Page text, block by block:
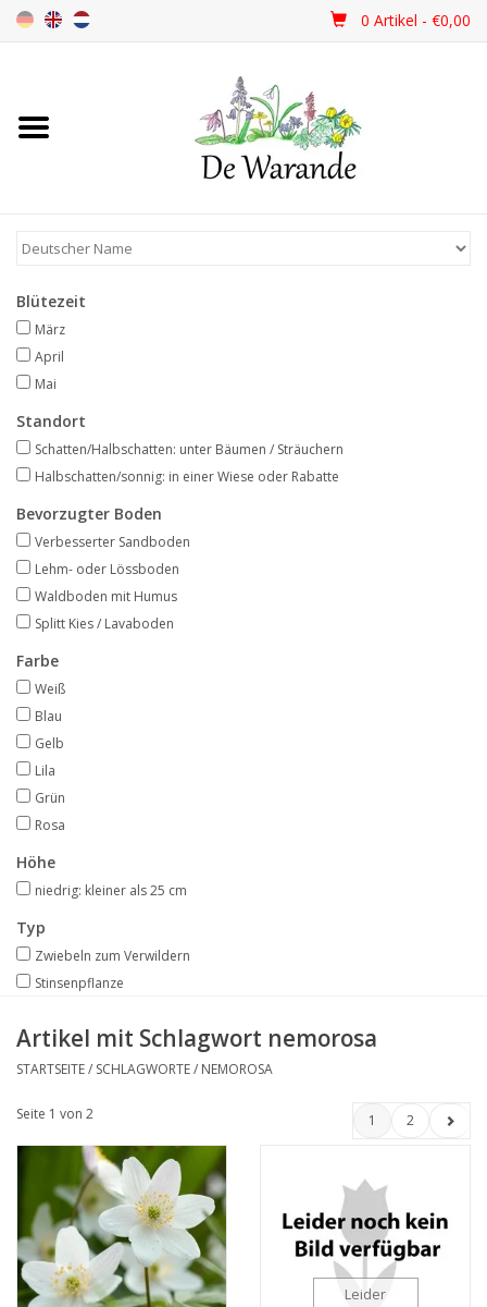
0 Artikel - €0,00
Startseite
Frühjahrsblüher
Sommerblüher
Herbstblüher
Schattenpflanzen
Angebote
Bodenverbesserung
SONSTIGE PRODUKTE
Beratung
Unser Garten!
Starke Zwiebel Tage
Neuigkeiten
Blütezeit
März
April
Mai
Standort
Schatten/Halbschatten: unter Bäumen / Sträuchern
Halbschatten/sonnig: in einer Wiese oder Rabatte
Bevorzugter Boden
Verbesserter Sandboden
Lehm- oder Lössboden
Waldboden mit Humus
Splitt Kies / Lavaboden
Farbe
Weiß
Blau
Gelb
Lila
Grün
Rosa
Höhe
niedrig: kleiner als 25 cm
Typ
Zwiebeln zum Verwildern
Stinsenpflanze
Artikel mit Schlagwort nemorosa
STARTSEITE/ SCHLAGWORTE/ NEMOROSA
Seite 1 von 2 1 2
Leider